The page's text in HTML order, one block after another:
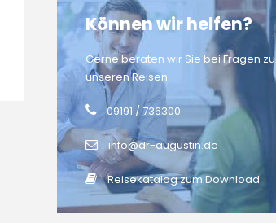
Können wir helfen?
Gerne beraten wir Sie bei Fragen zu
unseren Reisen.
09191 / 736300
info@dr-augustin.de
Reisekatalog zum Download